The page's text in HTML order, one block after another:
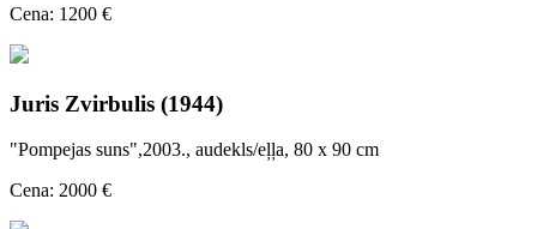
Cena: 1200 €
Juris Zvirbulis (1944)
"Pompejas suns",2003., audekls/eļļa, 80 x 90 cm
Cena: 2000 €